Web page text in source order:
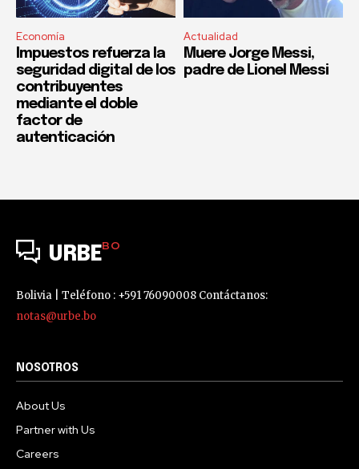
Economía
Impuestos refuerza la
seguridad digital de los
contribuyentes
mediante el doble
factor de
autenticación
Actualidad
Muere Jorge Messi,
padre de Lionel Messi
URBEBO
Bolivia | Teléfono : +591 76090008 Contáctanos:
notas@urbe.bo
NOSOTROS
About Us
Partner with Us
Careers